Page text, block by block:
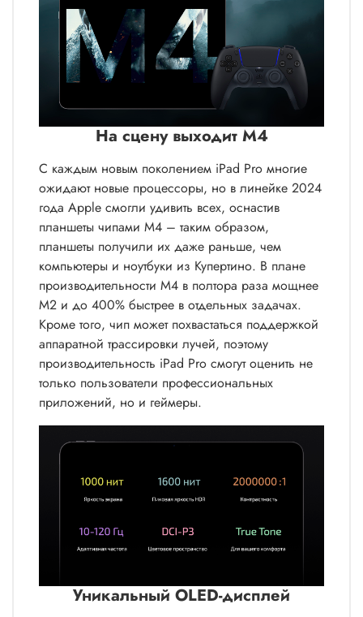
На сцену выходит M4
С каждым новым поколением iPad Pro многие
ожидают новые процессоры, но в линейке 2024
года Apple смогли удивить всех, оснастив
планшеты чипами M4 – таким образом,
планшеты получили их даже раньше, чем
компьютеры и ноутбуки из Купертино. В плане
производительности M4 в полтора раза мощнее
M2 и до 400% быстрее в отдельных задачах.
Кроме того, чип может похвастаться поддержкой
аппаратной трассировки лучей, поэтому
производительность iPad Pro смогут оценить не
только пользователи профессиональных
приложений, но и геймеры.
Уникальный OLED-дисплей